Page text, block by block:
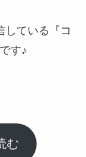
している『コ
す♪
む